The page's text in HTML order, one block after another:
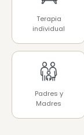
Terapia
individual
Padres y
Madres